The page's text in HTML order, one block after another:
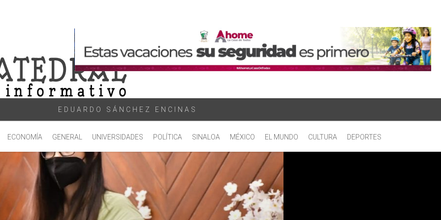
EDUARDO SÁNCHEZ ENCINAS
ECONOMÍA GENERAL UNIVERSIDADES POLÍTICA SINALOA MÉXICO EL MUNDO CULTURA DEPORTES